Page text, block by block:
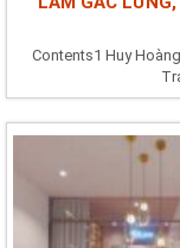
Contents1 Huy